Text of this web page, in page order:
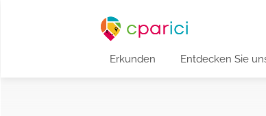
Erkunden Entdecken Sie